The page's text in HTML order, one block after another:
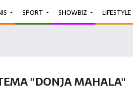
SPORT SHOWBIZ LIFESTYLE
"DONJA MAHALA"